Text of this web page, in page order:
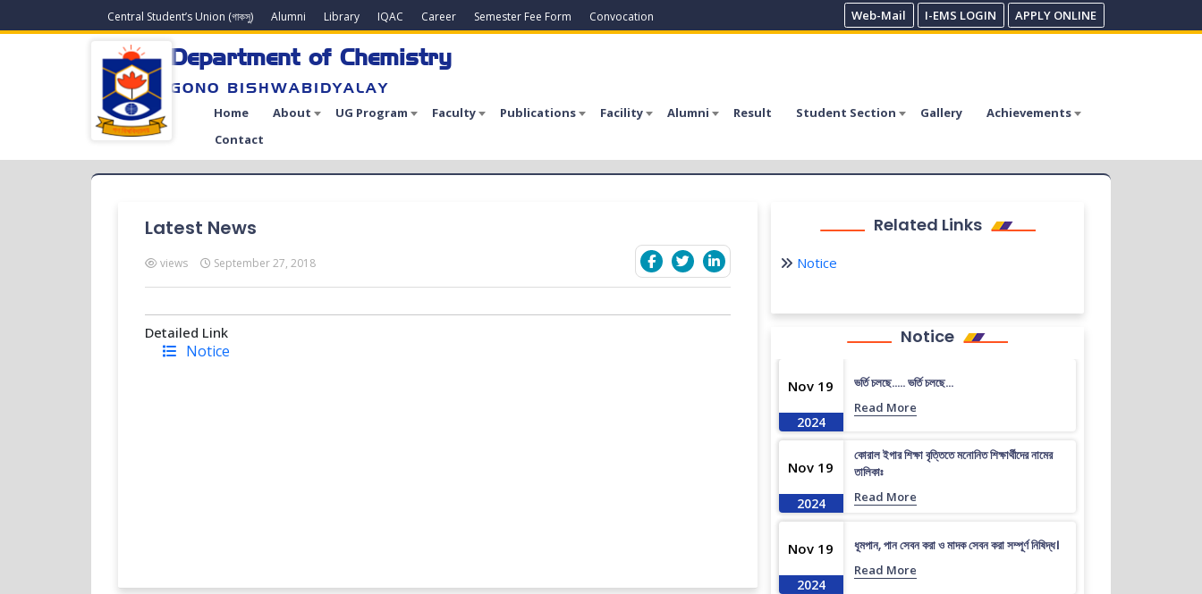
Central Student’s Union (গাকসু) Alumni Library IQAC Career Semester Fee Form Convocation Web-Mail I-EMS LOGIN APPLY ONLINE
Department of Chemistry
GONO BISHWABIDYALAY
Home About UG Program Faculty Publications Facility Alumni Result Student Section Gallery
Achievements
Contact
Latest News
views September 27, 2018
Detailed Link
Notice
Related Links
Notice
Notice
Nov 19
2024
ভর্তি চলছে….. ভর্তি চলছে…
Read More
Nov 19
2024
কোরাল ইগার শিক্ষা বৃত্তিতে মনোনিত শিক্ষার্থীদের নামের
তালিকাঃ
Read More
Nov 19
2024
ধূমপান, পান সেবন করা ও মাদক সেবন করা সম্পূর্ণ নিষিদ্ধ।
Read More